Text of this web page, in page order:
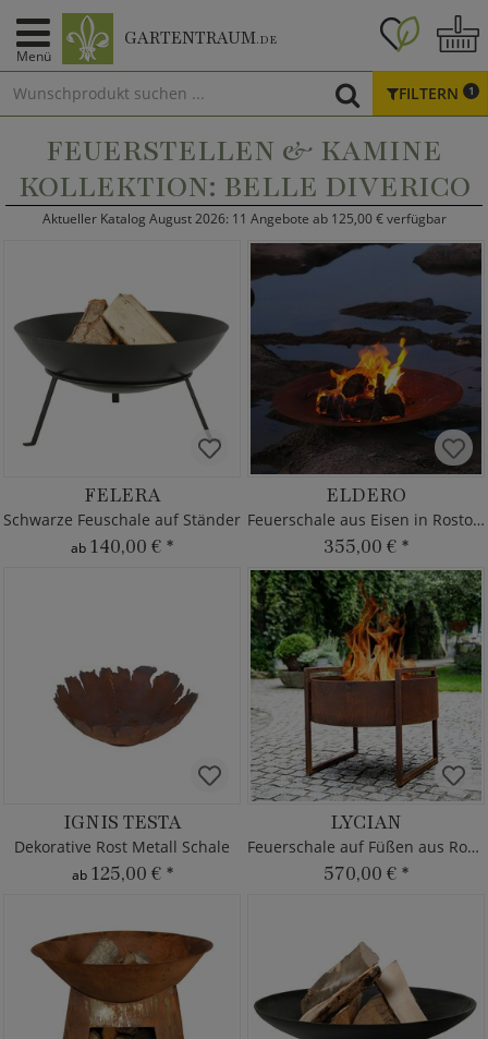
Menü
GARTENTRAUM.DE
FILTERN 1
FEUERSTELLEN & KAMINE
KOLLEKTION: BELLE DIVERICO
Aktueller Katalog August 2026: 11 Angebote ab 125,00 € verfügbar
FELERA
Schwarze Feuschale auf Ständer
ab 140,00 € *
ELDERO
Feuerschale aus Eisen in Rostoptik
355,00 € *
IGNIS TESTA
Dekorative Rost Metall Schale
ab 125,00 € *
LYCIAN
Feuerschale auf Füßen aus Rost Metall
570,00 € *